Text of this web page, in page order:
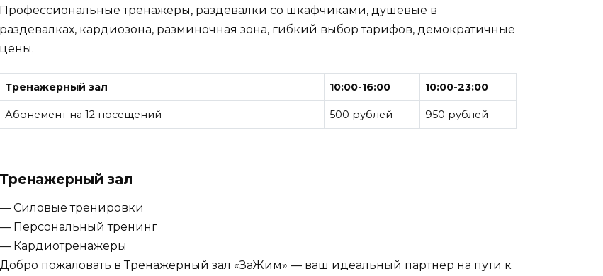
Профессиональные тренажеры, раздевалки со шкафчиками, душевые в
раздевалках, кардиозона, разминочная зона, гибкий выбор тарифов, демократичные
цены.
Тренажерный зал 10:00-16:00 10:00-23:00
Абонемент на 12 посещений 500 рублей 950 рублей
Тренажерный зал
— Силовые тренировки
— Персональный тренинг
— Кардиотренажеры
Добро пожаловать в Тренажерный зал «ЗаЖим» — ваш идеальный партнер на пути к